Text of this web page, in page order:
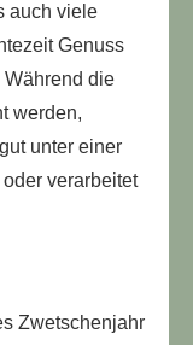
auch viele
Genuss
Während die
werden,
unter einer
verarbeitet
Zwetschenjahr